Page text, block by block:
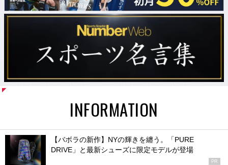
INFORMATION
【バボラの新作】NYの輝きを纏う。「PURE
DRIVE」と最新シューズに限定モデルが登場
PR